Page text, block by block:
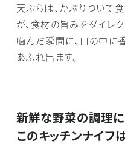
天ぷらは、かぶりついて
が、食材の旨みをダイレ
噛んだ瞬間に、口の中に
あふれ出ます。
新鮮な野菜の調理に
このキッチンナイフ